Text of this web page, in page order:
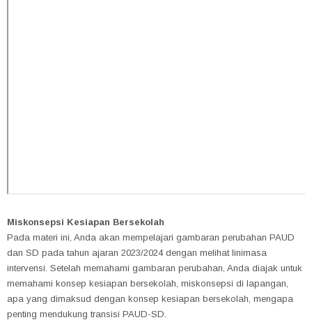
Miskonsepsi Kesiapan Bersekolah
Pada materi ini, Anda akan mempelajari gambaran perubahan PAUD
dan SD pada tahun ajaran 2023/2024 dengan melihat linimasa
intervensi. Setelah memahami gambaran perubahan, Anda diajak untuk
memahami konsep kesiapan bersekolah, miskonsepsi di lapangan,
apa yang dimaksud dengan konsep kesiapan bersekolah, mengapa
penting mendukung transisi PAUD-SD.